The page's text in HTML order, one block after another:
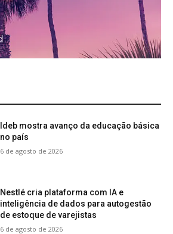
Ideb mostra avanço da educação básica
no país
6 de agosto de 2026
Nestlé cria plataforma com IA e
inteligência de dados para autogestão
de estoque de varejistas
6 de agosto de 2026